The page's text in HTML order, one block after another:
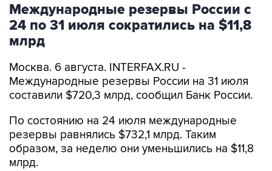
Международные резервы России с
24 по 31 июля сократились на $11,8
млрд
Москва. 6 августа. INTERFAX.RU -
Международные резервы России на 31 июля
составили $720,3 млрд, сообщил Банк России.
По состоянию на 24 июля международные
резервы равнялись $732,1 млрд. Таким
образом, за неделю они уменьшились на $11,8
млрд.